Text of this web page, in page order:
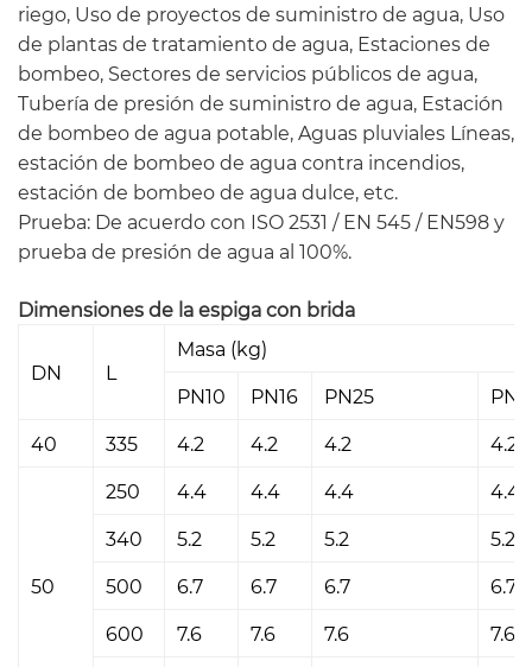
riego, Uso de proyectos de suministro de agua, Uso
de plantas de tratamiento de agua, Estaciones de
bombeo, Sectores de servicios públicos de agua,
Tubería de presión de suministro de agua, Estación
de bombeo de agua potable, Aguas pluviales Líneas,
estación de bombeo de agua contra incendios,
estación de bombeo de agua dulce, etc.
Prueba: De acuerdo con ISO 2531 / EN 545 / EN598 y
prueba de presión de agua al 100%.
Dimensiones de la espiga con brida
DN L
Masa (kg)
PN10
PN16 PN25
40
335 4.2 4.2 4.2 4.2
50
250 4.4 4.4 4.4
4.4
340
5.2 5.2 5.2
5.2
500
6.7 6.7 6.7
6.7
600
7.6 7.6 7.6
7.6